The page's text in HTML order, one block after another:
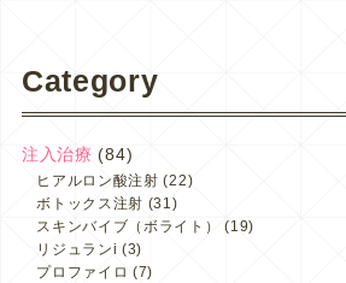
Category
注入治療 (84)
ヒアルロン酸注射 (22)
ボトックス注射 (31)
スキンバイブ（ボライト）
(19)
リジュランi (3)
プロファイロ (7)